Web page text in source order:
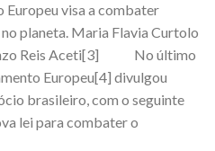
Europeu visa a combater
planeta. Maria Flavia Curtolo
Reis Aceti[3] No último
Europeu[4] divulgou
brasileiro, com o seguinte
lei para combater o